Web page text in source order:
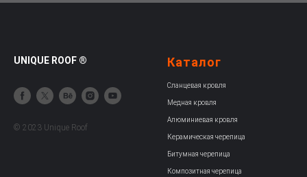
UNIQUE ROOF ®
© 2023 Unique Roof
Каталог
Сланцевая кровля
Медная кровля
Алюминиевая кровля
Керамическая черепица
Битумная черепица
Композитная черепица